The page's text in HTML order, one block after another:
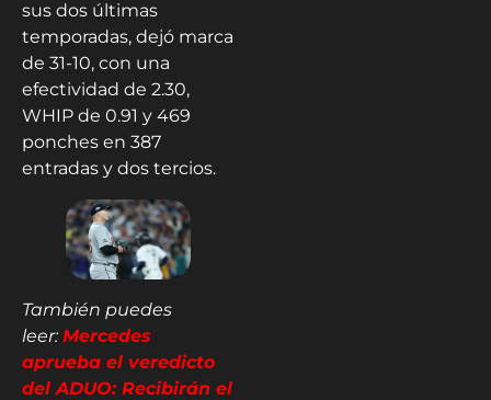
sus dos últimas
temporadas, dejó marca
de 31-10, con una
efectividad de 2.30,
WHIP de 0.91 y 469
ponches en 387
entradas y dos tercios.
También puedes
leer:Mercedes
aprueba el veredicto
del ADUO: Recibirán el